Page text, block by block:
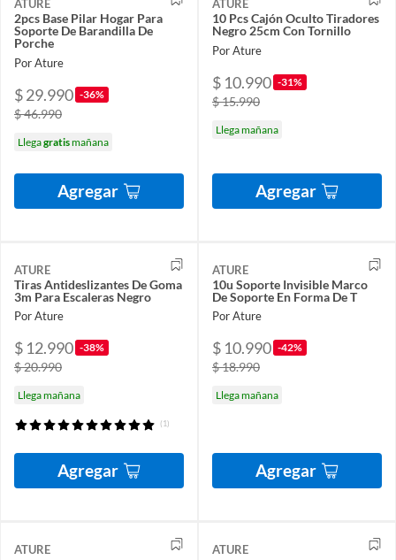
ATURE
2pcs Base Pilar Hogar Para
Soporte De Barandilla De
Porche
Por Ature
$ 29.990 -36%
$ 46.990
Llegagratismañana
Agregar
ATURE
10 Pcs Cajón Oculto Tiradores
Negro 25cm Con Tornillo
Por Ature
$ 10.990 -31%
$ 15.990
Llega mañana
Agregar
ATURE
Tiras Antideslizantes De Goma
3m Para Escaleras Negro
Por Ature
$ 12.990 -38%
$ 20.990
Llega mañana
(1)
Agregar
ATURE
10u Soporte Invisible Marco
De Soporte En Forma De T
Por Ature
$ 10.990 -42%
$ 18.990
Llega mañana
Agregar
ATURE ATURE